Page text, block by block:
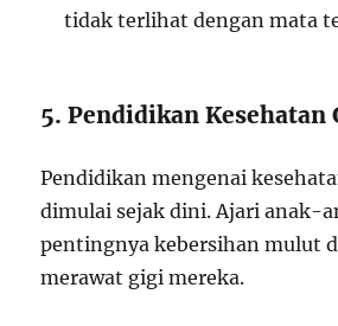
tidak terlihat dengan mata
5. Pendidikan Kesehatan
Pendidikan mengenai
dimulai sejak dini. Ajari anak-
pentingnya kebersihan mulut
merawat gigi mereka.